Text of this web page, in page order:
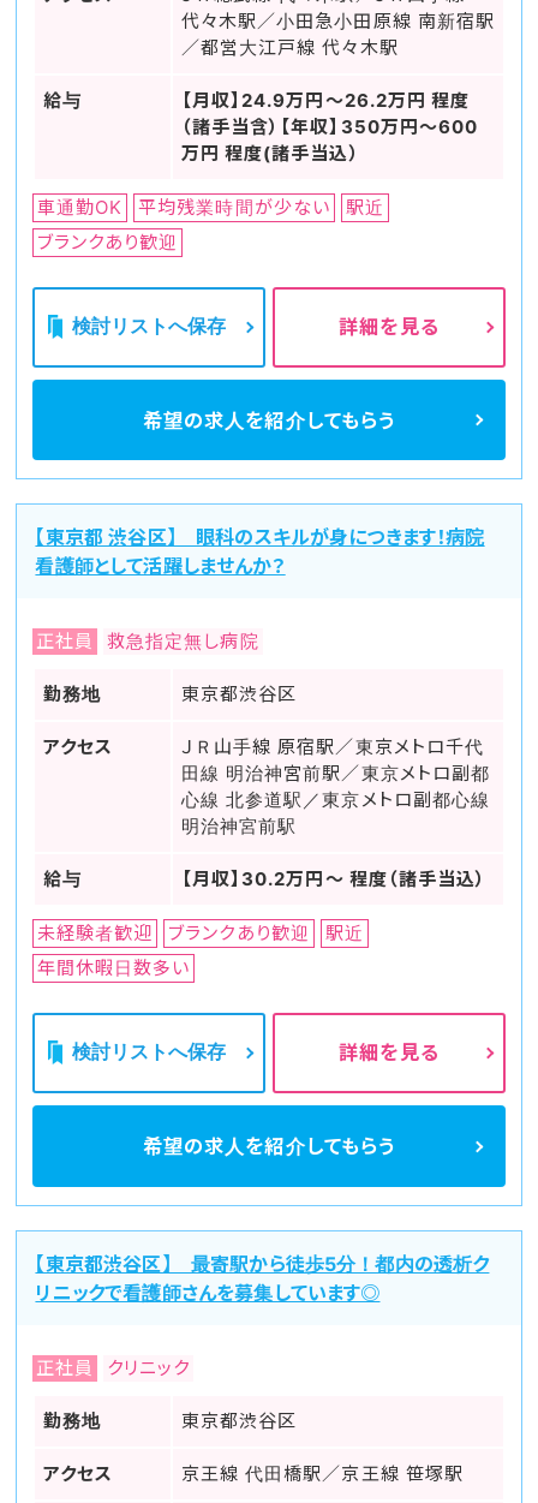
代々木駅／小田急小田原線 南新宿駅
／都営大江戸線 代々木駅
給与
【月収】24.9万円～26.2万円 程度
（諸手当含）【年収】350万円～600
万円 程度(諸手当込）
車通勤OK 平均残業時間が少ない
駅近
ブランクあり歓迎
検討リストへ保存 詳細を見る
希望の求人を紹介してもらう
【東京都 渋谷区】 眼科のスキルが身につきます！病院
看護師として活躍しませんか？
正社員 救急指定無し病院
勤務地 東京都渋谷区
アクセス
ＪＲ山手線 原宿駅／東京メトロ千代
田線 明治神宮前駅／東京メトロ副都
心線 北参道駅／東京メトロ副都心線
明治神宮前駅
給与 【月収】30.2万円～ 程度（諸手当込）
未経験者歓迎 ブランクあり歓迎
駅近
年間休暇日数多い
検討リストへ保存 詳細を見る
希望の求人を紹介してもらう
【東京都渋谷区】 最寄駅から徒歩5分！都内の透析ク
リニックで看護師さんを募集しています◎
正社員 クリニック
勤務地 東京都渋谷区
アクセス 京王線 代田橋駅／京王線 笹塚駅